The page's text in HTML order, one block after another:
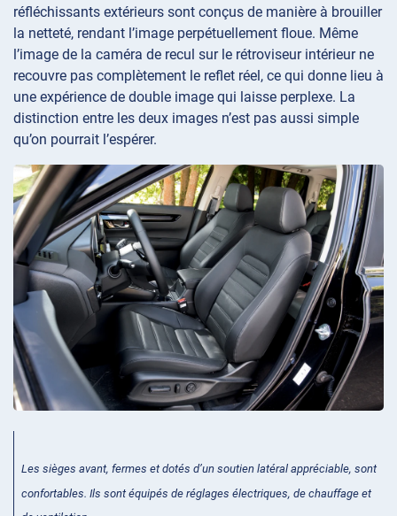
réfléchissants extérieurs sont conçus de manière à brouiller
la netteté, rendant l’image perpétuellement floue. Même
l’image de la caméra de recul sur le rétroviseur intérieur ne
recouvre pas complètement le reflet réel, ce qui donne lieu à
une expérience de double image qui laisse perplexe. La
distinction entre les deux images n’est pas aussi simple
qu’on pourrait l’espérer.
Les sièges avant, fermes et dotés d’un soutien latéral appréciable, sont
confortables. Ils sont équipés de réglages électriques, de chauffage et